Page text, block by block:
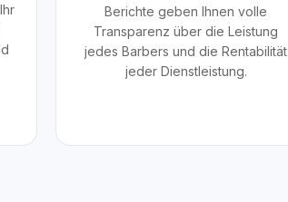
Berichte geben Ihnen volle
Transparenz über die Leistung
jedes Barbers und die Rentabilität
jeder Dienstleistung.